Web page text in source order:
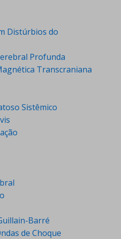
Distúrbios do
Profunda
Transcraniana
Sistêmico
Barré
de Choque